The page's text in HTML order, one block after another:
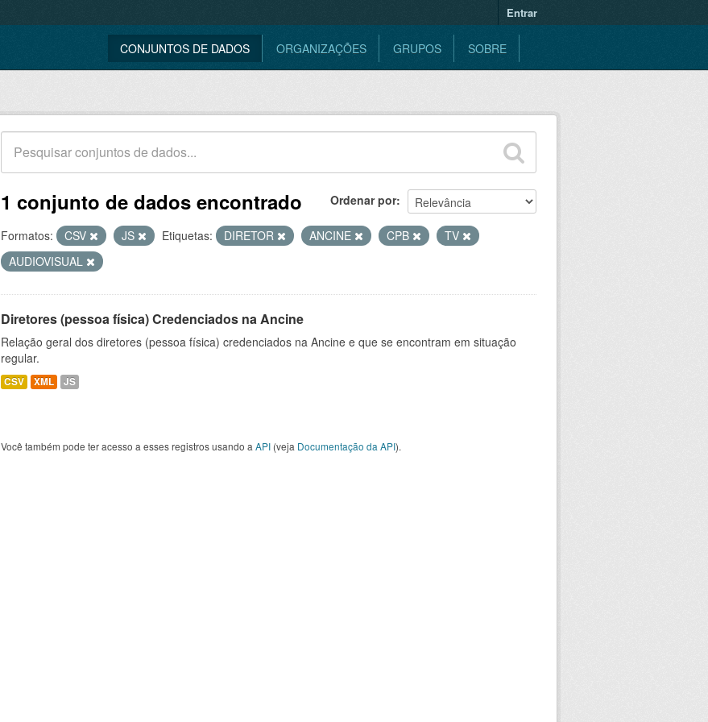
Entrar
CONJUNTOS DE DADOS ORGANIZAÇÕES GRUPOS SOBRE
Ordenar por
1 conjunto de dados encontrado
Formatos: CSV JS Etiquetas: DIRETOR ANCINE CPB
TV
AUDIOVISUAL
Diretores (pessoa física) Credenciados na Ancine
Relação geral dos diretores (pessoa física) credenciados na Ancine e que se encontram em situação
regular.
CSV XML JS
Você também pode ter acesso a esses registros usando a API (veja Documentação da API).